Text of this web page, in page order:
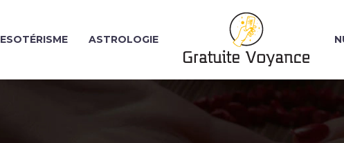
ASTROLOGIE
ESOTÉRISME